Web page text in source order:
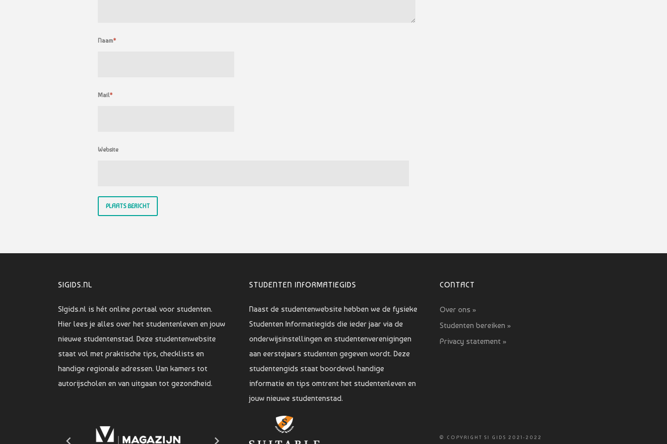
Naam*
Mail*
Website
SIGIDS.NL
SIgids.nl is hét online portaal voor studenten.
Hier lees je alles over het studentenleven en jouw
nieuwe studentenstad. Deze studentenwebsite
staat vol met praktische tips, checklists en
handige regionale adressen. Van kamers tot
autorijscholen en van uitgaan tot gezondheid.
STUDENTEN INFORMATIEGIDS
Naast de studentenwebsite hebben we de fysieke
Studenten Informatiegids die ieder jaar via de
onderwijsinstellingen en studentenverenigingen
aan eerstejaars studenten gegeven wordt. Deze
studentengids staat boordevol handige
informatie en tips omtrent het studentenleven en
jouw nieuwe studentenstad.
CONTACT
Over ons »
Studenten bereiken »
Privacy statement »
© COPYRIGHT SI GIDS 2021-2022